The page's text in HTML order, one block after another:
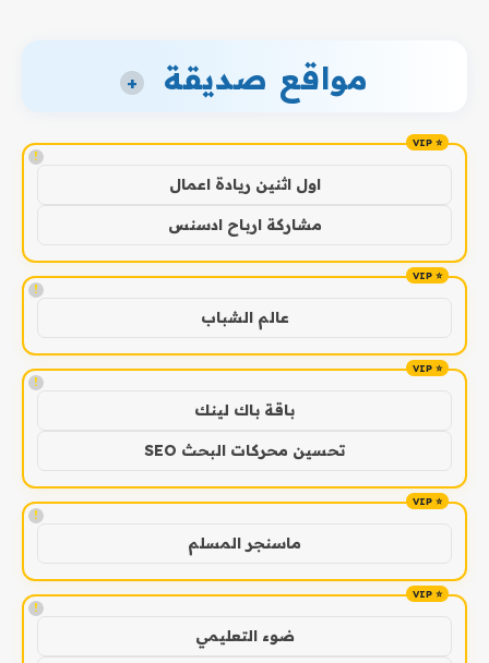
مواقع صديقة +
!
اول اثنين ريادة اعمال
مشاركة ارباح ادسنس
!
عالم الشباب
!
باقة باك لينك
تحسين محركات البحث SEO
!
ماسنجر المسلم
!
ضوء التعليمي